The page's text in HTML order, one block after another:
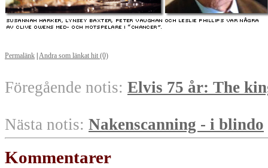
Permalänk Andra som länkat hit (0)
Föregående notis: Elvis 75 år: The
Nästa notis: Nakenscanning - i blindo
Kommentarer